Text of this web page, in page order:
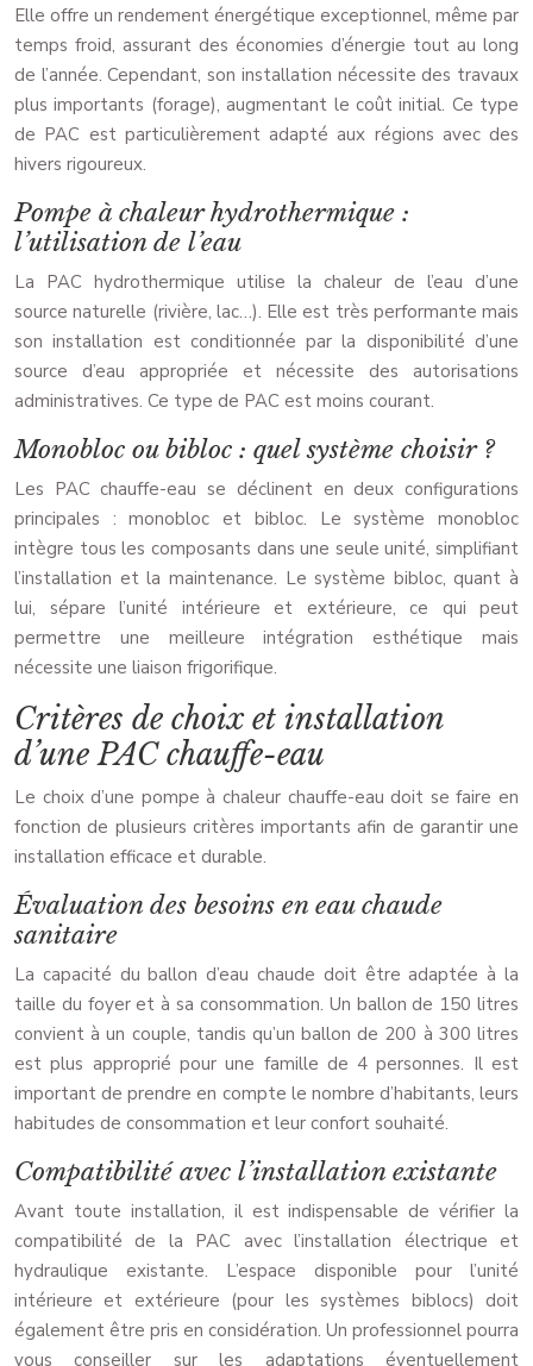
Elle offre un rendement énergétique exceptionnel, même par
temps froid, assurant des économies d’énergie tout au long
de l’année. Cependant, son installation nécessite des travaux
plus importants (forage), augmentant le coût initial. Ce type
de PAC est particulièrement adapté aux régions avec des
hivers rigoureux.
Pompe à chaleur hydrothermique :
l’utilisation de l’eau
La PAC hydrothermique utilise la chaleur de l’eau d’une
source naturelle (rivière, lac…). Elle est très performante mais
son installation est conditionnée par la disponibilité d’une
source d’eau appropriée et nécessite des autorisations
administratives. Ce type de PAC est moins courant.
Monobloc ou bibloc : quel système choisir ?
Les PAC chauffe-eau se déclinent en deux configurations
principales : monobloc et bibloc. Le système monobloc
intègre tous les composants dans une seule unité, simplifiant
l’installation et la maintenance. Le système bibloc, quant à
lui, sépare l’unité intérieure et extérieure, ce qui peut
permettre une meilleure intégration esthétique mais
nécessite une liaison frigorifique.
Critères de choix et installation
d’une PAC chauffe-eau
Le choix d’une pompe à chaleur chauffe-eau doit se faire en
fonction de plusieurs critères importants afin de garantir une
installation efficace et durable.
Évaluation des besoins en eau chaude
sanitaire
La capacité du ballon d’eau chaude doit être adaptée à la
taille du foyer et à sa consommation. Un ballon de 150 litres
convient à un couple, tandis qu’un ballon de 200 à 300 litres
est plus approprié pour une famille de 4 personnes. Il est
important de prendre en compte le nombre d’habitants, leurs
habitudes de consommation et leur confort souhaité.
Compatibilité avec l’installation existante
Avant toute installation, il est indispensable de vérifier la
compatibilité de la PAC avec l’installation électrique et
hydraulique existante. L’espace disponible pour l’unité
intérieure et extérieure (pour les systèmes biblocs) doit
également être pris en considération. Un professionnel pourra
vous conseiller sur les adaptations éventuellement